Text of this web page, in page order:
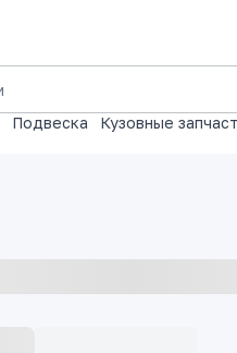
Подвеска Кузовные